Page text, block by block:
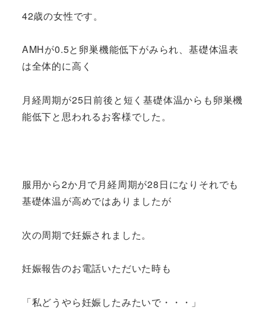
42歳の女性です。
AMHが0.5と卵巣機能低下がみられ、基礎体温表
は全体的に高く
月経周期が25日前後と短く基礎体温からも卵巣機
能低下と思われるお客様でした。
服用から2か月で月経周期が28日になりそれでも
基礎体温が高めではありましたが
次の周期で妊娠されました。
妊娠報告のお電話いただいた時も
「私どうやら妊娠したみたいで・・・」